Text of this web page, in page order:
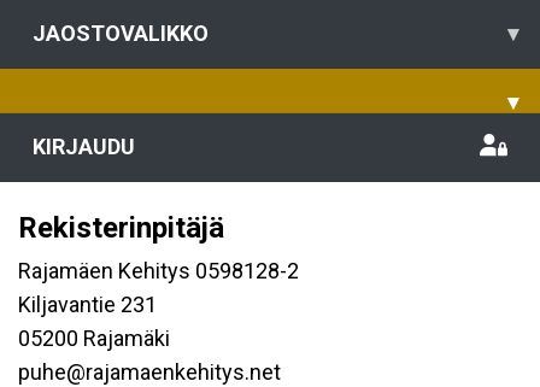
JAOSTOVALIKKO ▾
▾
KIRJAUDU
Rekisterinpitäjä
Rajamäen Kehitys 0598128-2
Kiljavantie 231
05200 Rajamäki
puhe@rajamaenkehitys.net